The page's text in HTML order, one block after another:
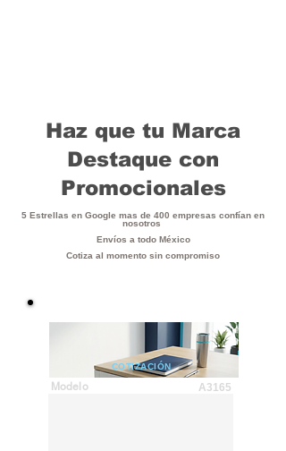
5 Estrellas en Google mas de 400 empresas confían en
nosotros
Envíos a todo México
Cotiza al momento sin compromiso
Haz que tu Marca
Destaque con
Promocionales
COTIZACIÓN
Modelo A3165